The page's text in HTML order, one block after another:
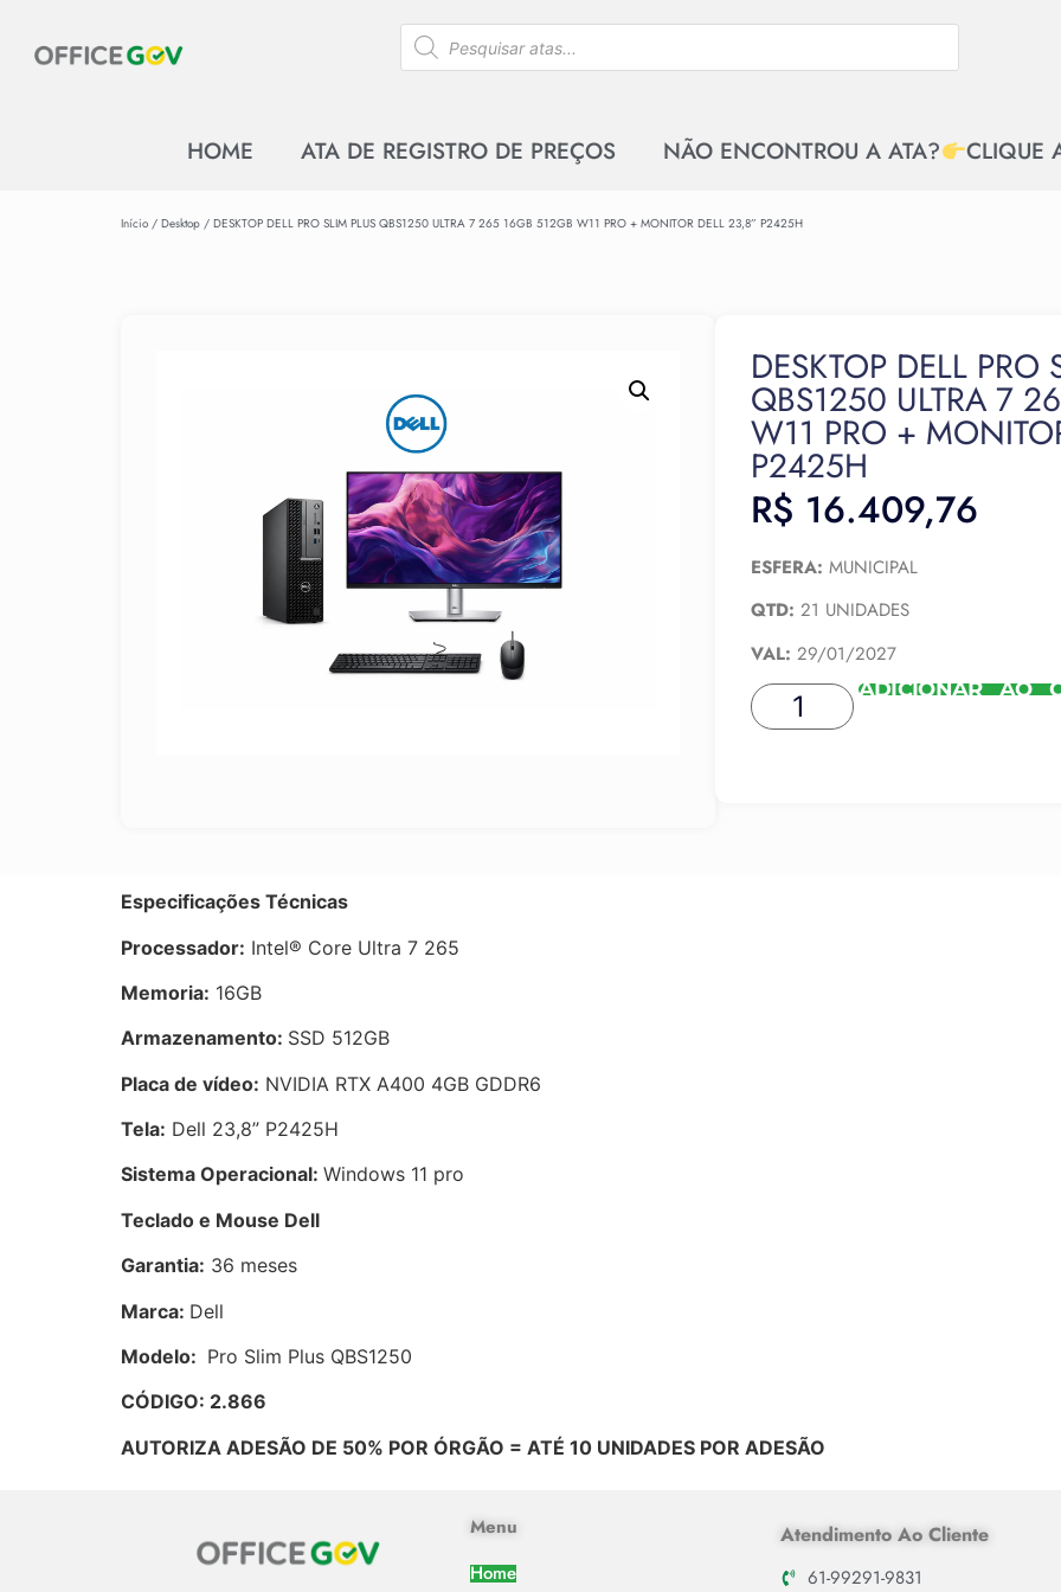
HOME ATA DE REGISTRO DE PREÇOS NÃO ENCONTROU A ATA? CLIQUE
Início / Desktop / DESKTOP DELL PRO SLIM PLUS QBS1250 ULTRA 7 265 16GB 512GB W11 PRO + MONITOR DELL 23,8” P2425H
DESKTOP DELL PRO
QBS1250 ULTRA 7
W11 PRO +
P2425H
R$ 16.409,76
ESFERA: MUNICIPAL
QTD: 21 UNIDADES
VAL: 29/01/2027
ADICIONAR AO
Especificações Técnicas
Processador: Intel® Core Ultra 7 265
Memoria: 16GB
Armazenamento: SSD 512GB
Placa de vídeo: NVIDIA RTX A400 4GB GDDR6
Tela: Dell 23,8” P2425H
Sistema Operacional: Windows 11 pro
Teclado e Mouse Dell
Garantia: 36 meses
Marca: Dell
Modelo: Pro Slim Plus QBS1250
CÓDIGO: 2.866
AUTORIZA ADESÃO DE 50% POR ÓRGÃO = ATÉ 10 UNIDADES POR ADESÃO
Menu
Home
Atendimento Ao Cliente
61-99291-9831